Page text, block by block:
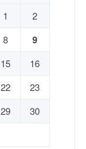
1
2
8 9
15
16
22
23
29
30